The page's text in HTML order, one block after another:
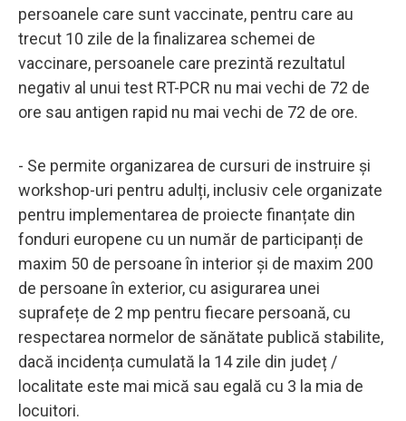
persoanele care sunt vaccinate, pentru care au
trecut 10 zile de la finalizarea schemei de
vaccinare, persoanele care prezintă rezultatul
negativ al unui test RT-PCR nu mai vechi de 72 de
ore sau antigen rapid nu mai vechi de 72 de ore.
- Se permite organizarea de cursuri de instruire și
workshop-uri pentru adulți, inclusiv cele organizate
pentru implementarea de proiecte finanțate din
fonduri europene cu un număr de participanți de
maxim 50 de persoane în interior și de maxim 200
de persoane în exterior, cu asigurarea unei
suprafețe de 2 mp pentru fiecare persoană, cu
respectarea normelor de sănătate publică stabilite,
dacă incidența cumulată la 14 zile din județ /
localitate este mai mică sau egală cu 3 la mia de
locuitori.